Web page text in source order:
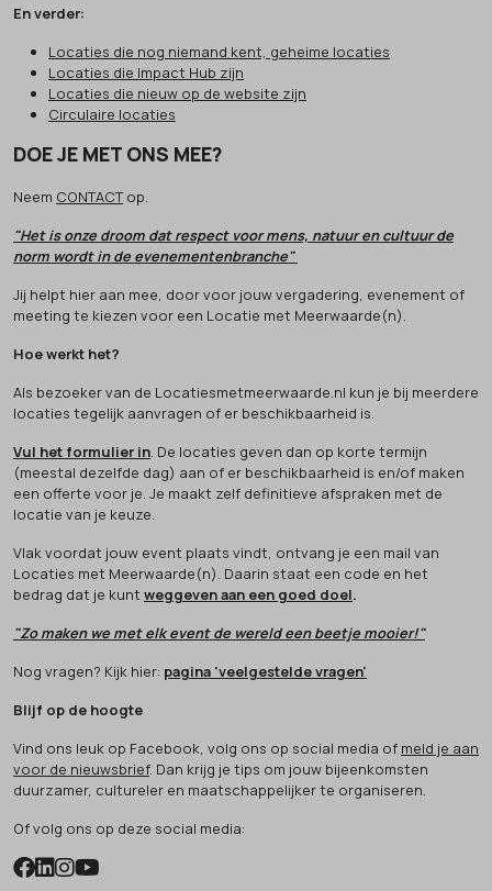
En verder:
Locaties die nog niemand kent, geheime locaties
Locaties die Impact Hub zijn
Locaties die nieuw op de website zijn
Circulaire locaties
DOE JE MET ONS MEE?
Neem CONTACTop.
"Het is onze droom dat respect voor mens, natuur en cultuur de
norm wordt in de evenementenbranche"
Jij helpt hier aan mee, door voor jouw vergadering, evenement of
meeting te kiezen voor een Locatie met Meerwaarde(n).
Hoe werkt het?
Als bezoeker van de Locatiesmetmeerwaarde.nl kun je bij meerdere
locaties tegelijk aanvragen of er beschikbaarheid is.
Vul het formulier in. De locaties geven dan op korte termijn
(meestal dezelfde dag) aan of er beschikbaarheid is en/of maken
een offerte voor je. Je maakt zelf definitieve afspraken met de
locatie van je keuze.
Vlak voordat jouw event plaats vindt, ontvang je een mail van
Locaties met Meerwaarde(n). Daarin staat een code en het
bedrag dat je kunt weggeven aan een goed doel.
"Zo maken we met elk event de wereld een beetje mooier!"
Nog vragen? Kijk hier: pagina 'veelgestelde vragen'
Blijf op de hoogte
Vind ons leuk op Facebook, volg ons op social media of meld je aan
voor de nieuwsbrief. Dan krijg je tips om jouw bijeenkomsten
duurzamer, cultureler en maatschappelijker te organiseren.
Of volg ons op deze social media: